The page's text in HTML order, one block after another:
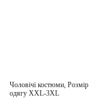
Чоловічі костюми, Розмір
одягу XXL-3XL